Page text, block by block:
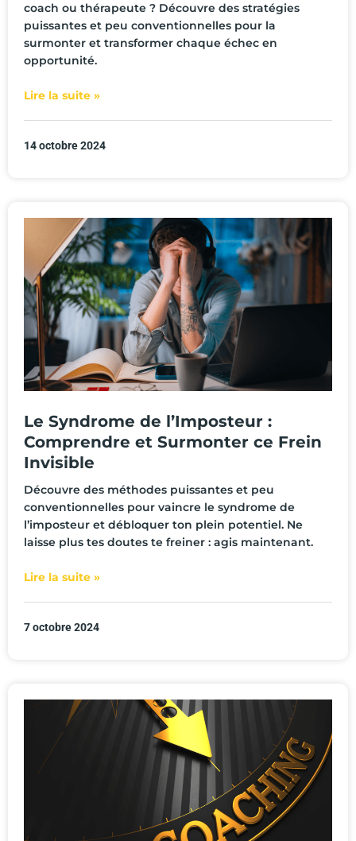
coach ou thérapeute ? Découvre des stratégies
puissantes et peu conventionnelles pour la
surmonter et transformer chaque échec en
opportunité.
Lire la suite »
14 octobre 2024
Le Syndrome de l’Imposteur :
Comprendre et Surmonter ce Frein
Invisible
Découvre des méthodes puissantes et peu
conventionnelles pour vaincre le syndrome de
l’imposteur et débloquer ton plein potentiel. Ne
laisse plus tes doutes te freiner : agis maintenant.
Lire la suite »
7 octobre 2024